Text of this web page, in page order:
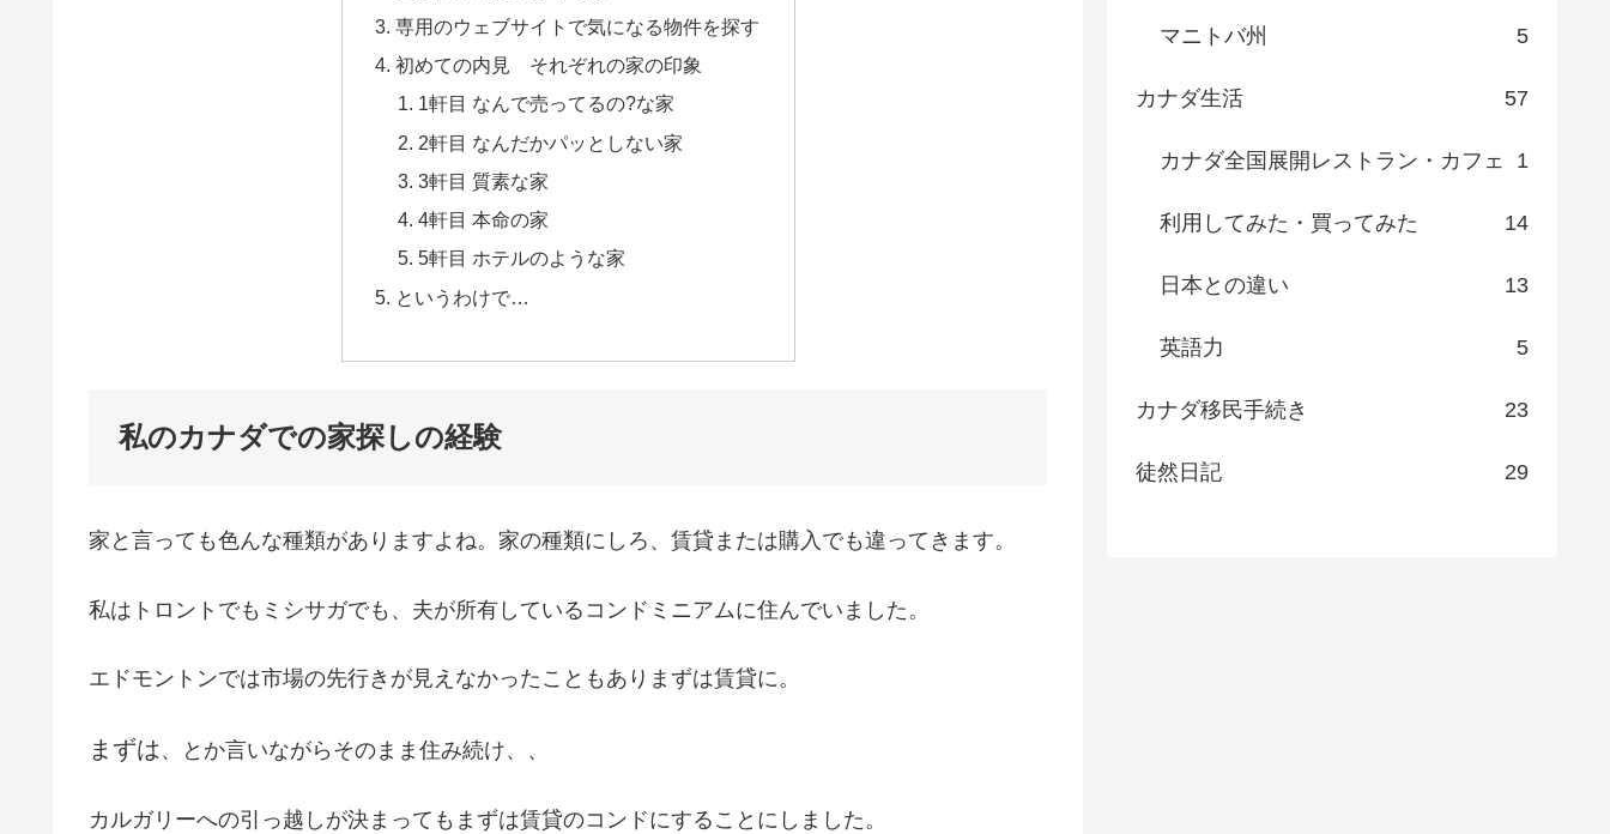
専用のウェブサイトで気になる物件を探す
初めての内見 それぞれの家の印象
1軒目 なんで売ってるの?な家
2軒目 なんだかパッとしない家
3軒目 質素な家
4軒目 本命の家
5軒目 ホテルのような家
というわけで…
私のカナダでの家探しの経験
家と言っても色んな種類がありますよね。家の種類にしろ、賃貸または購入でも違ってきます。
私はトロントでもミシサガでも、夫が所有しているコンドミニアムに住んでいました。
エドモントンでは市場の先行きが見えなかったこともありまずは賃貸に。
まずは 、とか言いながらそのまま住み続け、、
カルガリーへの引っ越しが決まってもまずは賃貸のコンドにすることにしました。
マニトバ州 5
カナダ生活 57
カナダ全国展開レストラン・カフェ 1
利用してみた・買ってみた 14
日本との違い 13
英語力 5
カナダ移民手続き 23
徒然日記 29